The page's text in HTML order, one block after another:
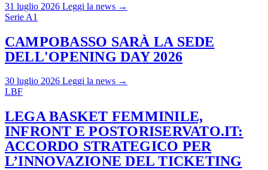
31 luglio 2026 Leggi la news →
Serie A1
CAMPOBASSO SARÀ LA SEDE
DELL'OPENING DAY 2026
30 luglio 2026 Leggi la news →
LBF
LEGA BASKET FEMMINILE,
INFRONT E POSTORISERVATO.IT:
ACCORDO STRATEGICO PER
L’INNOVAZIONE DEL TICKETING